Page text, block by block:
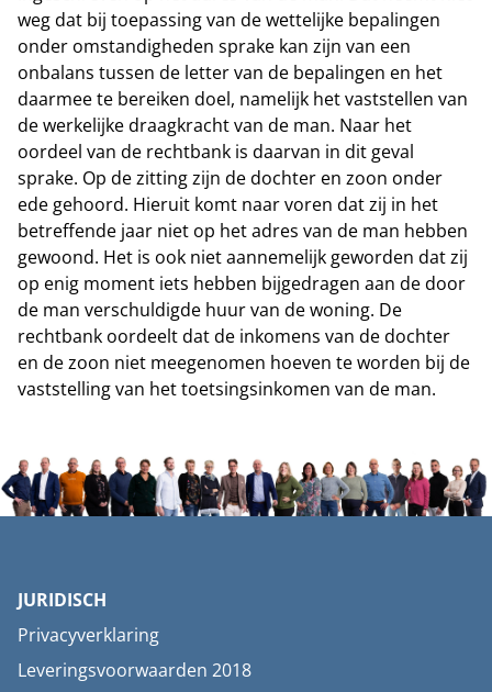
weg dat bij toepassing van de wettelijke bepalingen
onder omstandigheden sprake kan zijn van een
onbalans tussen de letter van de bepalingen en het
daarmee te bereiken doel, namelijk het vaststellen van
de werkelijke draagkracht van de man. Naar het
oordeel van de rechtbank is daarvan in dit geval
sprake. Op de zitting zijn de dochter en zoon onder
ede gehoord. Hieruit komt naar voren dat zij in het
betreffende jaar niet op het adres van de man hebben
gewoond. Het is ook niet aannemelijk geworden dat zij
op enig moment iets hebben bijgedragen aan de door
de man verschuldigde huur van de woning. De
rechtbank oordeelt dat de inkomens van de dochter
en de zoon niet meegenomen hoeven te worden bij de
vaststelling van het toetsingsinkomen van de man.
JURIDISCH
Privacyverklaring
Leveringsvoorwaarden 2018